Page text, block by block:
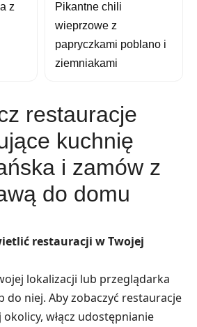
z
Pikantne chili
wieprzowe z
papryczkami poblano i
ziemniakami
restauracje
kuchnię
i zamów z
do domu
restauracji w Twojej
lokalizacji lub przeglądarka
do niej. Aby zobaczyć restauracje
włącz udostępnianie